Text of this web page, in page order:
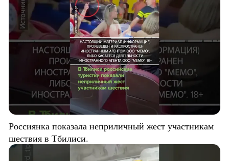
Россиянка показала неприличный жест участникам
шествия в Тбилиси.